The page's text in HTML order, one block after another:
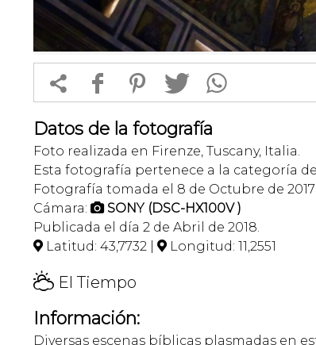
 f 1 T 
Datos de la fotografía
Foto realizada en Firenze, Tuscany, Italia.
Esta fotografía pertenece a la categoría
Fotografía tomada el 8 de Octubre de 2017
Cámara:  SONY (DSC-HX100V )
Publicada el día 2 de Abril de 2018.
 Latitud: 43,7732 |  Longitud: 11,2551
H El Tiempo
Información:
Diversas escenas bíblicas plasmadas en